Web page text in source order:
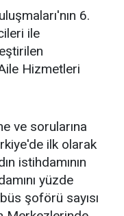
6.
ile
Hizmetleri
ve sorularına
ilk olarak
istihdamının
yüzde
şoförü sayısı